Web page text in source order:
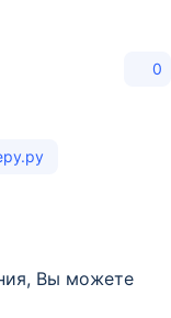
0
Вы можете